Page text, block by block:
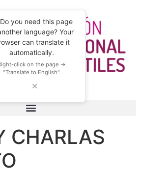
Do you need this page
language? Your
can translate it
automatically.
click on the page →
"Translate to English".
✕
CHARLAS